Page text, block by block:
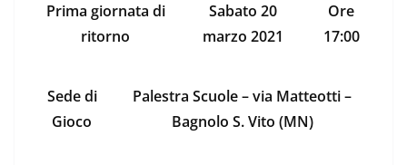
Prima giornata di
ritorno
Sabato 20
marzo 2021
Ore
17:00
Sede di
Gioco
Palestra Scuole – via Matteotti –
Bagnolo S. Vito (MN)